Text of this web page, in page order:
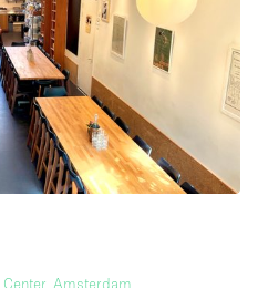
Amsterdam